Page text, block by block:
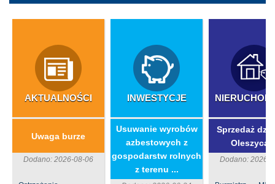
AKTUALNOŚCI
Uwaga burze
Dodano: 2026-08-06
INWESTYCJE
​Usuwanie wyrobów
azbestowych z
gospodarstw rolnych
z terenu ...
Sprzedaż
Dodano: 2026-